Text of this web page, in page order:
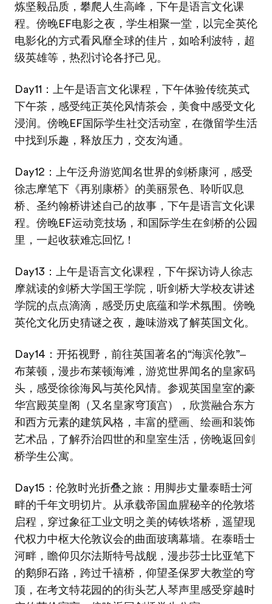
炼坚毅品质，攀爬人生高峰，下午是语言文化课
程。傍晚EF电影之夜，学生相聚一堂，以完全英伦
电影化的方式看风靡全球的佳片，如哈利波特，超
级英雄等，热烈讨论各抒己见。
Day11：上午是语言文化课程，下午体验传统英式
下午茶，感受纯正英伦风情茶会，美食中感受文化
浸润。傍晚EF国际学生社交活动室，在微留学生活
中找到乐趣，释放压力，交友沟通。
Day12：上午泛舟游览闻名世界的剑桥康河，感受
徐志摩笔下《再别康桥》的美丽景色、聆听叹息
桥、圣约翰桥讲述自己的故事，下午是语言文化课
程。傍晚EF运动竞技场，和国际学生在剑桥的公园
里，一起收获难忘回忆！
Day13：上午是语言文化课程，下午探访诗人徐志
摩就读的剑桥大学国王学院，听剑桥大学校友讲述
学院的点点滴滴，感受历史底蕴和学术氛围。傍晚
英伦文化历史猜谜之夜，趣味游戏了解英国文化。
Day14：开拓视野，前往英国著名的“海滨伦敦”‒
布莱顿，漫步布莱顿海滩，游览世界闻名的皇家码
头，感受徐徐海风与英伦风情。参观英国皇室的豪
华宫殿英皇阁（又名皇家穹顶宫），欣赏融合东方
和西方元素的建筑风格，丰富的壁画、绘画和装饰
艺术品，了解乔治四世的和皇室生活，傍晚返回剑
桥学生公寓。
Day15：伦敦时光折叠之旅：用脚步丈量泰晤士河
畔的千年文明切片。从承载帝国血腥秘辛的伦敦塔
启程，穿过象征工业文明之美的铸铁塔桥，遥望现
代权力中枢大伦敦议会的曲面玻璃幕墙。在泰晤士
河畔，瞻仰贝尔法斯特号战舰，漫步莎士比亚笔下
的鹅卵石路，跨过千禧桥，仰望圣保罗大教堂的穹
顶，在考文特花园的的街头艺人琴声里感受穿越时